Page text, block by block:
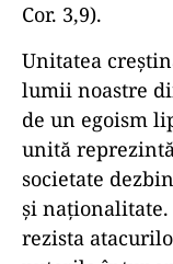
Cor. 3,9).
Unitatea
lumii noastre
de un egoism
unită
societate
şi
rezista